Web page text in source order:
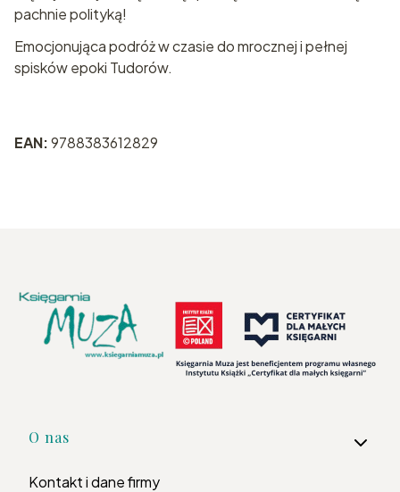
pachnie polityką!
Emocjonująca podróż w czasie do mrocznej i pełnej
spisków epoki Tudorów.
EAN:9788383612829
Linki w stopce
O nas
Kontakt i dane firmy